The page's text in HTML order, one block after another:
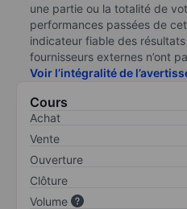
une partie ou la totalité de
performances passées de
indicateur fiable des
fournisseurs externes n’ont
Voir l’intégralité de
Cours
Achat
Vente
Ouverture
Clôture
Volume